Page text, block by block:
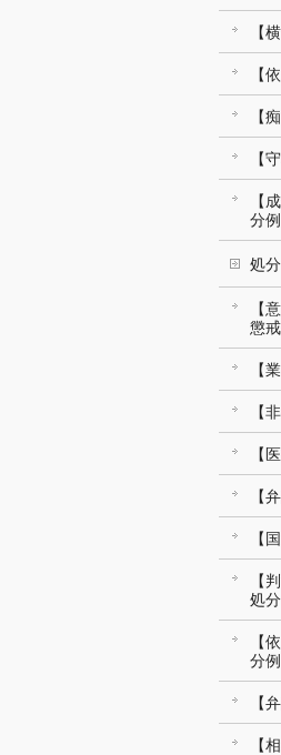
【
【
【
【
【
分例
処
【
懲
【
【
【
【
【
【
処
【
分例
【
【